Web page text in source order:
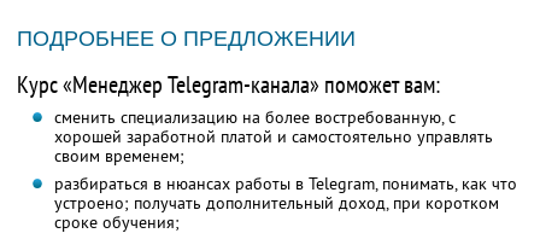
ПОДРОБНЕЕ О ПРЕДЛОЖЕНИИ
Курс «Менеджер Telegram-канала» поможет вам:
сменить специализацию на более востребованную, с
хорошей заработной платой и самостоятельно управлять
своим временем;
разбираться в нюансах работы в Telegram, понимать, как что
устроено; получать дополнительный доход, при коротком
сроке обучения;